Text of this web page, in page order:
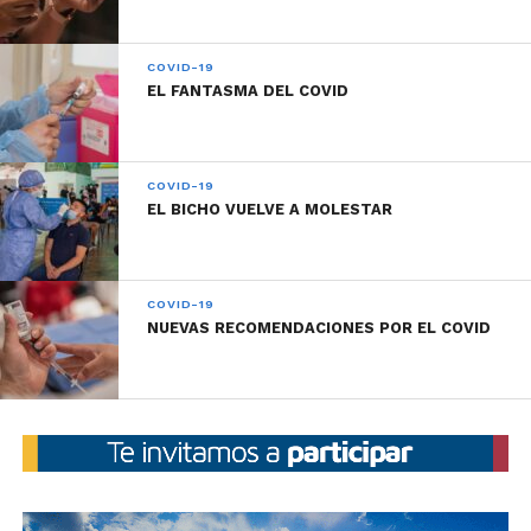
con el comprobante correspondiente, el que
deberán exhibir luego en el centro de testeo.
A partir del día jueves, la atención será solamente
bajo la modalidad de turnos en el centro de testeos
de la Nueva Terminal.
COVID-19
EL FANTASMA DEL COVID
COVID-19
EL BICHO VUELVE A MOLESTAR
COVID-19
NUEVAS RECOMENDACIONES POR EL COVID